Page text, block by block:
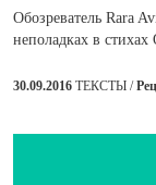
Обозреватель Rara
неполадках в
30.09.2016 ТЕКСТЫ /